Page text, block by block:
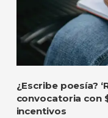
¿Escribe poesía?
convocatoria con
incentivos